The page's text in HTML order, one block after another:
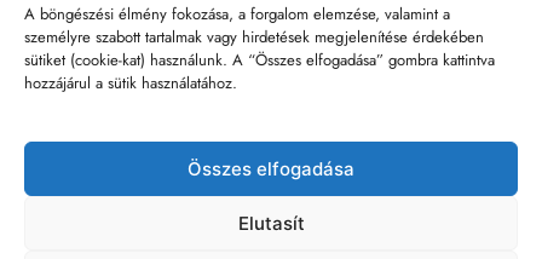
A böngészési élmény fokozása, a forgalom elemzése, valamint a
személyre szabott tartalmak vagy hirdetések megjelenítése érdekében
sütiket (cookie-kat) használunk. A “Összes elfogadása” gombra kattintva
hozzájárul a sütik használatához.
Összes elfogadása
Elutasít